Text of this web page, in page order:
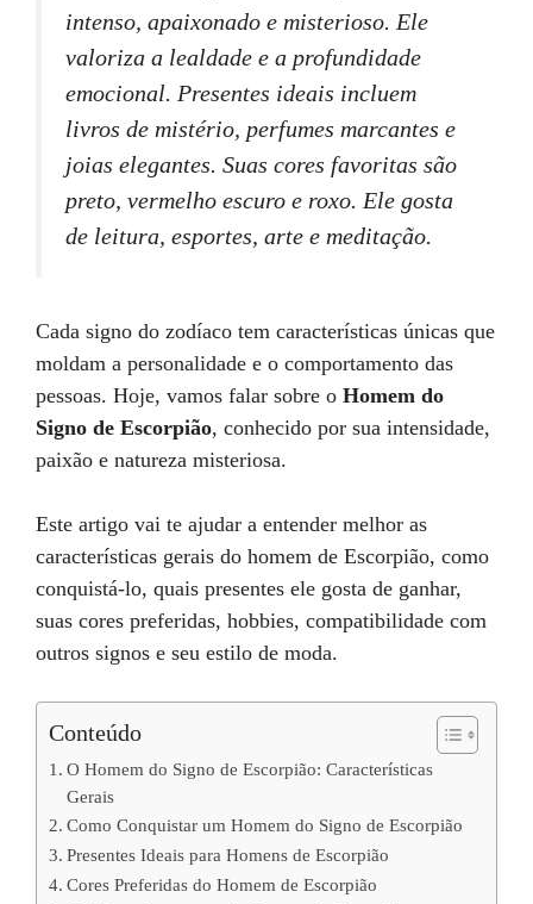
intenso, apaixonado e misterioso. Ele
valoriza a lealdade e a profundidade
emocional. Presentes ideais incluem
livros de mistério, perfumes marcantes e
joias elegantes. Suas cores favoritas são
preto, vermelho escuro e roxo. Ele gosta
de leitura, esportes, arte e meditação.
Cada signo do zodíaco tem características únicas que
moldam a personalidade e o comportamento das
pessoas. Hoje, vamos falar sobre o Homem do
Signo de Escorpião, conhecido por sua intensidade,
paixão e natureza misteriosa.
Este artigo vai te ajudar a entender melhor as
características gerais do homem de Escorpião, como
conquistá-lo, quais presentes ele gosta de ganhar,
suas cores preferidas, hobbies, compatibilidade com
outros signos e seu estilo de moda.
Conteúdo
O Homem do Signo de Escorpião: Características
Gerais
Como Conquistar um Homem do Signo de Escorpião
Presentes Ideais para Homens de Escorpião
Cores Preferidas do Homem de Escorpião